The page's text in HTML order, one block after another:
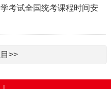
考试全国统考课程时间安
>>